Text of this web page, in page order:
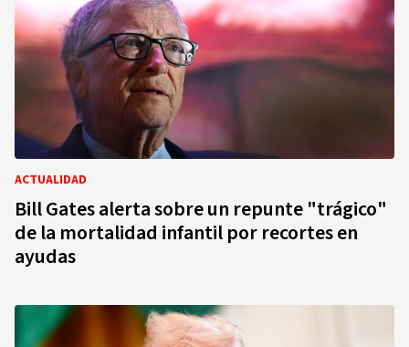
ACTUALIDAD
Bill Gates alerta sobre un repunte "trágico"
de la mortalidad infantil por recortes en
ayudas